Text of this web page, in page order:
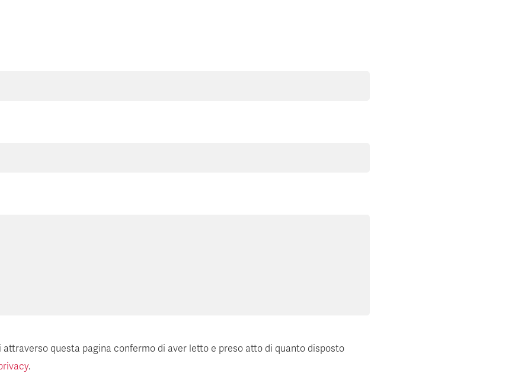
attraverso questa pagina confermo di aver letto e preso atto di quanto disposto
.